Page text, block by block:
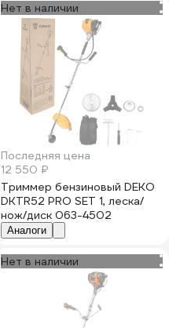
Нет в наличии
Последняя цена
12 550 ₽
Триммер бензиновый DEKO
DKTR52 PRO SET 1, леска/
нож/диск 063-4502
Аналоги
Нет в наличии